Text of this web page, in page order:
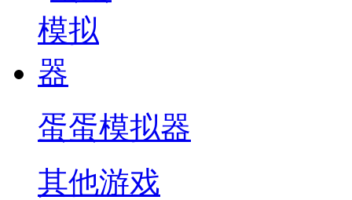
蛋蛋模拟器
其他游戏